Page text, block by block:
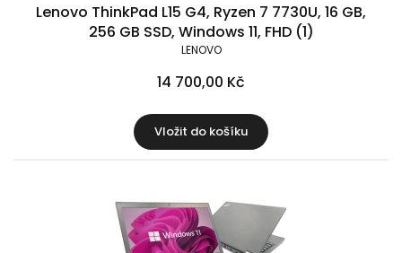
Lenovo ThinkPad L15 G4, Ryzen 7 7730U, 16 GB,
256 GB SSD, Windows 11, FHD (1)
LENOVO
14 700,00 Kč
Vložit do košíku